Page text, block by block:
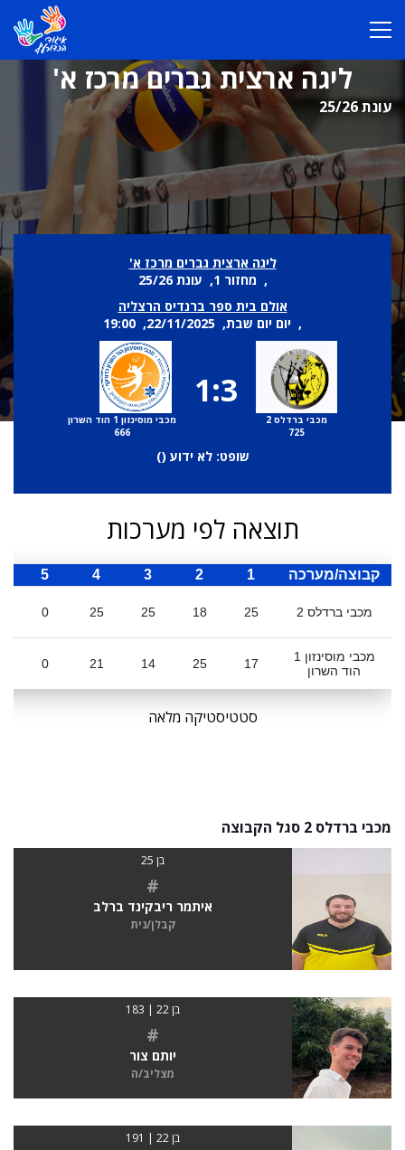
ליגה ארצית גברים מרכז א'
עונת 25/26
ליגה ארצית גברים מרכז א'
, מחזור 1, עונת 25/26
אולם בית ספר ברנדיס הרצליה
, יום יום שבת, 22/11/2025, 19:00
מכבי ברדלס 2
725
1:3
מכבי מוסינזון 1 הוד השרון
666
שופט: לא ידוע ()
תוצאה לפי מערכות
קבוצה/מערכה 1
2
3
4
5
מכבי ברדלס 2 25
18
25
25
0
מכבי מוסינזון 1
הוד השרון
17
25
14
21
0
סטטיסטיקה מלאה
מכבי ברדלס 2 סגל הקבוצה
בן 25
#
איתמר ריבקינד ברלב
קבלן/נית
בן 22 | 183
#
יותם צור
מצליב/ה
בן 22 | 191